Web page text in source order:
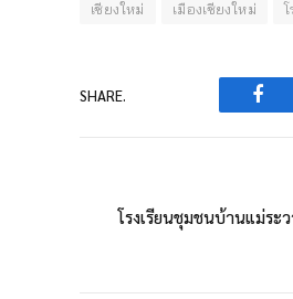
เชียงใหม่ เมืองเชียงใหม่
SHARE.
โรงเรียนชุมชนบ้านแม่ระ